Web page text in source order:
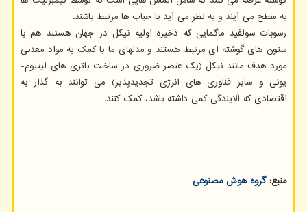
به سطح می آیند و به نظر می آید با حباب ها مرتبط باشند.
رسوبات سولفید ماگمایی که ذخیره اولیه نیکل در جهان هستند هم با
ستون های گوشته ای مرتبط هستند و مدلهای ما با کمک به مواد معدنی
مورد هدف مانند نیکل (یک عنصر ضروری در ساخت باتری های لیتیوم-
یونی و سایر فناوری های انرژی تجدیدپذیر) می توانند به گذار به
اقتصادی که آلایندگی کمی داشته باشد، کمک کنند.
منبع:گروه هوش مصنوعی